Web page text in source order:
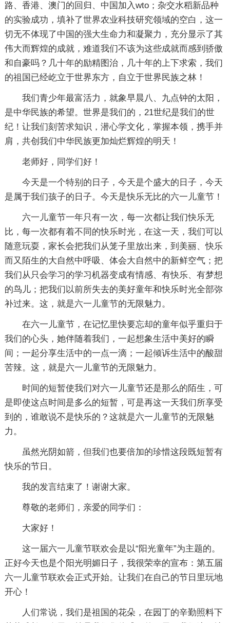
路、香港、澳门的回归、中国加入wto；杂交水稻新品种
的实验成功，填补了世界农业科技研究领域的空白，这一
切无不体现了中国的强大生命力和凝聚力，充分显示了其
伟大而辉煌的成就，难道我们不该为这些成就而感到骄傲
和自豪吗？几十年的励精图治，几十年的上下求索，我们
的祖国已经屹立于世界东方，自立于世界民族之林！
我们青少年最富活力，就象早晨八、九点钟的太阳，
是中华民族的希望。世界是我们的，21世纪是我们的世
纪！让我们刻苦求知识，潜心学文化，掌握本领，携手并
肩，共创我们中华民族更加灿烂辉煌的明天！
老师好，同学们好！
今天是一个特别的日子，今天是个盛大的日子，今天
是属于我们孩子的日子。今天是快乐无比的六一儿童节！
六一儿童节一年只有一次，每一次都让我们快乐无
比，每一次都有着不同的快乐时光，在这一天，我们可以
随意玩耍，家长会把我们从笼子里放出来，到美丽、快乐
而又陌生的大自然中呼吸、体会大自然中的新鲜空气；把
我们从只会学习的学习机器变成有情感、有快乐、有梦想
的鸟儿；把我们以前所失去的美好童年和快乐时光全部弥
补过来。这，就是六一儿童节的无限魅力。
在六一儿童节，在记忆里快要忘却的童年似乎重归于
我们的心头，她伴随着我们，一起想象生活中美好的瞬
间；一起分享生活中的一点一滴；一起倾诉生活中的酸甜
苦辣。这，就是六一儿童节的无限魅力。
时间的短暂使我们对六一儿童节还是那么的陌生，可
是即使这点时间是多么的短暂，可是再这一天我们所享受
到的，谁敢说不是快乐的？这就是六一儿童节的无限魅
力。
虽然光阴如箭，但我们也要倍加的珍惜这段既短暂有
快乐的节日。
我的发言结束了！谢谢大家。
尊敬的老师们，亲爱的同学们：
大家好！
这一届六一儿童节联欢会是以“阳光童年”为主题的。
正好今天也是个阳光明媚日子，我很荣幸的宣布：第五届
六一儿童节联欢会正式开始。让我们在自己的节日里玩地
开心！
人们常说，我们是祖国的花朵，在园丁的辛勤照料下